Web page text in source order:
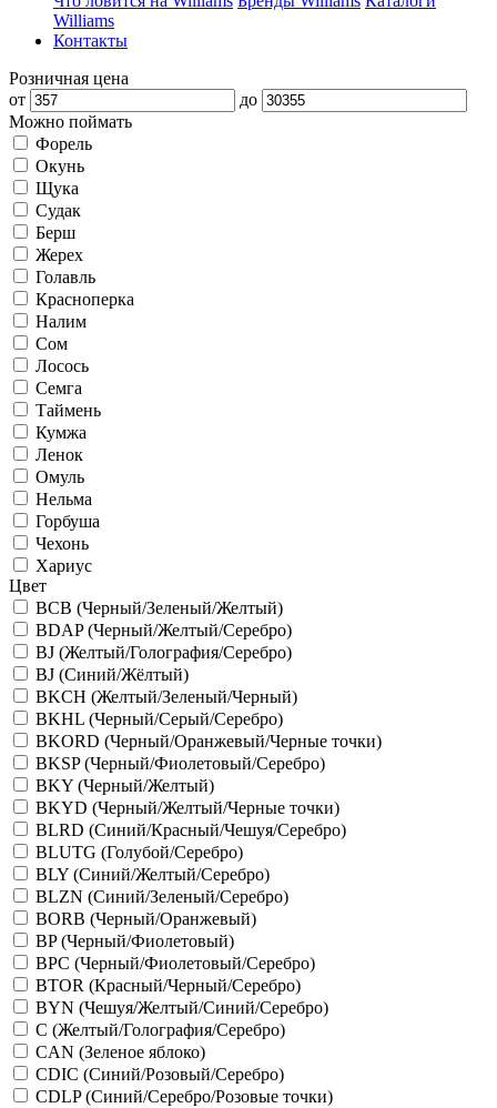
Williams
Контакты
Розничная цена
от
до
Можно поймать
Форель
Окунь
Щука
Судак
Берш
Жерех
Голавль
Красноперка
Налим
Сом
Лосось
Семга
Таймень
Кумжа
Ленок
Омуль
Нельма
Горбуша
Чехонь
Хариус
Цвет
BCB (Черный/Зеленый/Желтый)
BDAP (Черный/Желтый/Серебро)
BJ (Желтый/Голография/Серебро)
BJ (Синий/Жёлтый)
BKCH (Желтый/Зеленый/Черный)
BKHL (Черный/Серый/Серебро)
BKORD (Черный/Оранжевый/Черные точки)
BKSP (Черный/Фиолетовый/Серебро)
BKY (Черный/Желтый)
BKYD (Черный/Желтый/Черные точки)
BLRD (Синий/Красный/Чешуя/Серебро)
BLUTG (Голубой/Серебро)
BLY (Синий/Желтый/Серебро)
BLZN (Синий/Зеленый/Серебро)
BORB (Черный/Оранжевый)
BP (Черный/Фиолетовый)
BPC (Черный/Фиолетовый/Серебро)
BTOR (Красный/Черный/Серебро)
BYN (Чешуя/Желтый/Синий/Серебро)
C (Желтый/Голография/Серебро)
CAN (Зеленое яблоко)
CDIC (Синий/Розовый/Серебро)
CDLP (Синий/Серебро/Розовые точки)